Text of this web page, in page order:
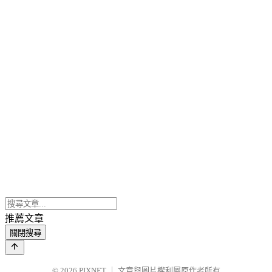
推薦文章
關閉搜尋